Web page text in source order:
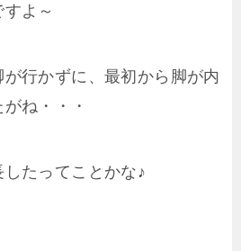
よ～
行かずに、最初から脚が内
ね・・・
たってことかな♪